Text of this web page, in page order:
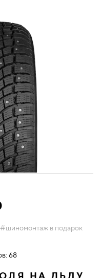
#шиномонтаж в подарок
68